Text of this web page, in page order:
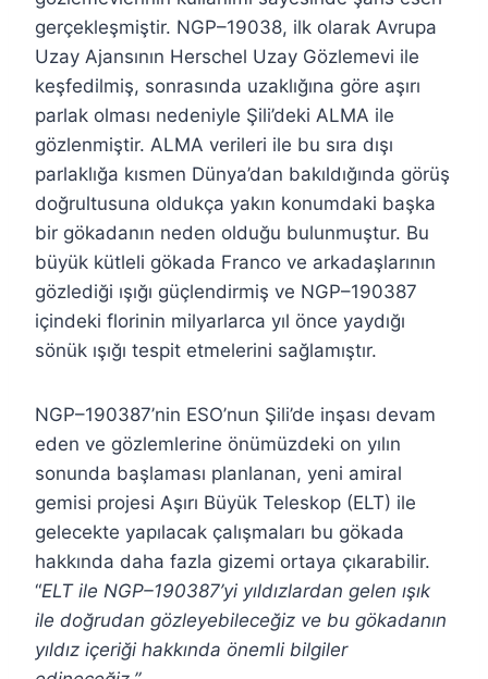
gerçekleşmiştir. NGP–19038, ilk olarak Avrupa
Uzay Ajansının Herschel Uzay Gözlemevi ile
keşfedilmiş, sonrasında uzaklığına göre aşırı
parlak olması nedeniyle Şili’deki ALMA ile
gözlenmiştir. ALMA verileri ile bu sıra dışı
parlaklığa kısmen Dünya’dan bakıldığında görüş
doğrultusuna oldukça yakın konumdaki başka
bir gökadanın neden olduğu bulunmuştur. Bu
büyük kütleli gökada Franco ve arkadaşlarının
gözlediği ışığı güçlendirmiş ve NGP–190387
içindeki florinin milyarlarca yıl önce yaydığı
sönük ışığı tespit etmelerini sağlamıştır.
NGP–190387’nin ESO’nun Şili’de inşası devam
eden ve gözlemlerine önümüzdeki on yılın
sonunda başlaması planlanan, yeni amiral
gemisi projesi Aşırı Büyük Teleskop (ELT) ile
gelecekte yapılacak çalışmaları bu gökada
hakkında daha fazla gizemi ortaya çıkarabilir.
“ELT ile NGP–190387’yi yıldızlardan gelen ışık
ile doğrudan gözleyebileceğiz ve bu gökadanın
yıldız içeriği hakkında önemli bilgiler